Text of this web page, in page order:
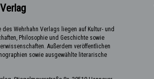
des Wehrhahn Verlags liegen auf Kultur- und
Philosophie und Geschichte sowie
Außerdem veröffentlichen
sowie ausgewählte literarische